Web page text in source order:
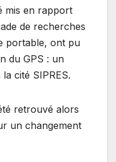
mis en rapport
de recherches
portable, ont pu
du GPS : un
cité SIPRES.
retrouvé alors
un changement